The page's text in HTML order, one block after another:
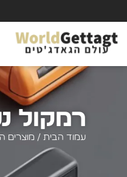
רמקול
עמוד הבית / מוצרים